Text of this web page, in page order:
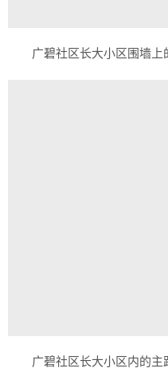
广碧社区长大小区围墙上
广碧社区长大小区内的